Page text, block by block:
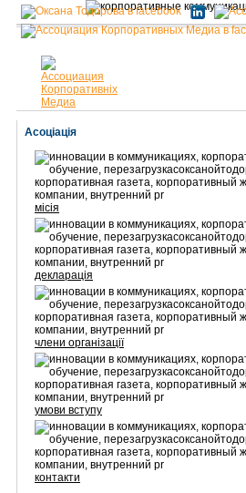
Асоціація
місія
декларація
члени організації
умови вступу
контакти